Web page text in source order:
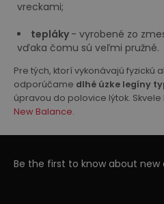
vreckami;
tepláky - vyrobené zo
vďaka čomu sú veľmi pružné.
Pre tých, ktorí vykonávajú fyzickú
odporúčame dlhé úzke legíny
úpravou do polovice lýtok. Skvele
New Balance.
Be the first to know about new